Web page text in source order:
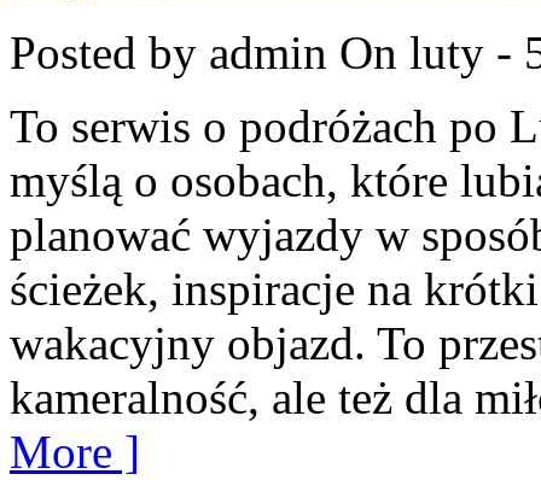
Posted by admin On luty -
To serwis o podróżach po
myślą o osobach, które
planować wyjazdy w
ścieżek, inspiracje na
wakacyjny objazd. To
kameralność, ale też dla
More ]